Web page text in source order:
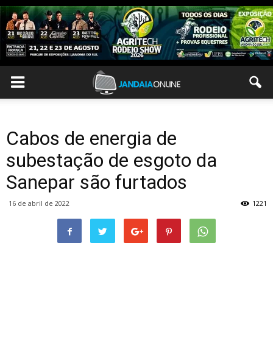
Cabos de energia de
subestação de esgoto da
Sanepar são furtados
16 de abril de 2022 1221